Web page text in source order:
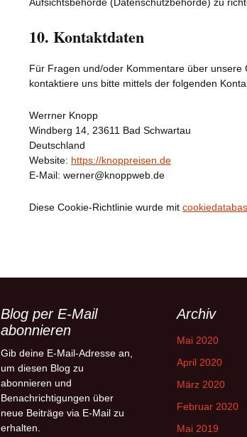
10. Kontaktdaten
Für Fragen und/oder Kommentare über unsere
kontaktiere uns bitte mittels der folgenden
Werrner Knopp
Windberg 14, 23611 Bad Schwartau
Deutschland
Website: https://knoppreisen.de
E-Mail: werner@knoppweb.de
Diese Cookie-Richtlinie wurde mit
Blog per E-Mail
abonnieren
Gib deine E-Mail-Adresse an,
um diesen Blog zu
abonnieren und
Benachrichtigungen über
neue Beiträge via E-Mail zu
erhalten.
Archiv
Mai 2020
April 2020
März 2020
Februar 2020
Mai 2019